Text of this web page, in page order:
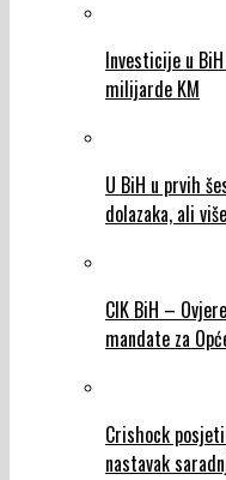
Investicije u
milijarde KM
U BiH u prvih
dolazaka, ali
CIK BiH –
mandate za
Crishock
nastavak